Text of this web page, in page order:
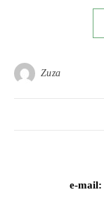
Zuza
e-mail: